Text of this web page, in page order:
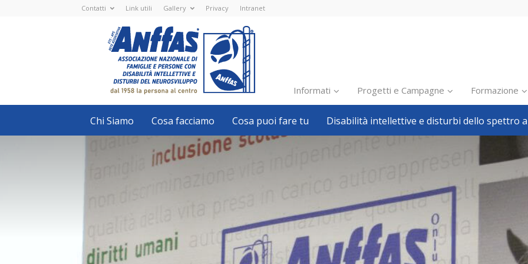
Contatti Link utili Gallery Privacy Intranet
Nazionale
ETS
-
APS
Associazione
Nazionale
di
Famiglie
e
con
disabilità
intellettive
neurosviluppo
Informati
Inclusione scolastica
Inclusione lavorativa
Politiche sociali
Pillole
Formazione
Avvisi, bandi
Welfare locale
Progetti e Campagne Formazione
Chi Siamo Cosa facciamo Cosa puoi fare tu Disabilità intellettive e disturbi dello spettro